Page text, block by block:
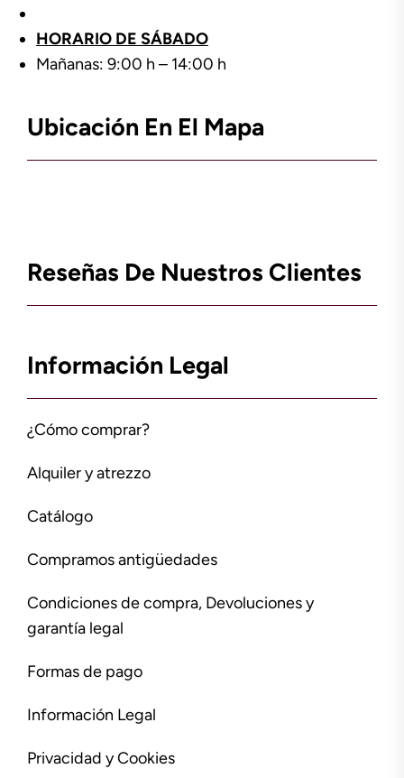
HORARIO DE SÁBADO
Mañanas: 9:00 h – 14:00 h
Ubicación En El Mapa
Reseñas De Nuestros Clientes
Información Legal
¿Cómo comprar?
Alquiler y atrezzo
Catálogo
Compramos antigüedades
Condiciones de compra, Devoluciones y
garantía legal
Formas de pago
Información Legal
Privacidad y Cookies